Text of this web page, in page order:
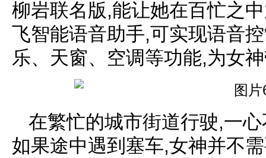
柳岩联名版,能让她在百忙之
飞智能语音助手,可实现语音
乐、天窗、空调等功能,为女
在繁忙的城市街道行驶,一
如果途中遇到塞车,女神并不